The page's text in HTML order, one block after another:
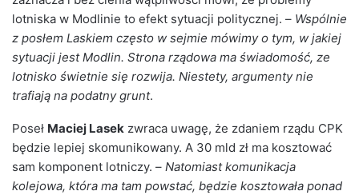
lotniska w Modlinie to efekt sytuacji politycznej. – Wspólnie
z posłem Laskiem często w sejmie mówimy o tym, w jakiej
sytuacji jest Modlin. Strona rządowa ma świadomość, ze
lotnisko świetnie się rozwija. Niestety, argumenty nie
trafiają na podatny grunt.
Poseł Maciej Lasek zwraca uwagę, że zdaniem rządu CPK
będzie lepiej skomunikowany. A 30 mld zł ma kosztować
sam komponent lotniczy. – Natomiast komunikacja
kolejowa, która ma tam powstać, będzie kosztowała ponad